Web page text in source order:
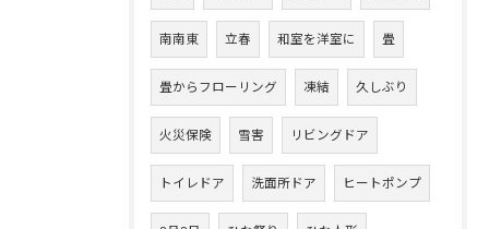
南南東 立春 和室を洋室に 畳
畳からフローリング 凍結 久しぶり
火災保険 雪害 リビングドア
トイレドア 洗面所ドア ヒートポンプ